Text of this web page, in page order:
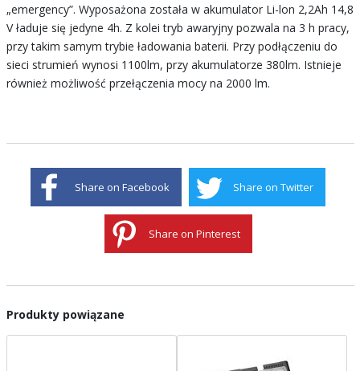
„emergency”. Wyposażona została w akumulator Li-lon 2,2Ah 14,8
V ładuje się jedyne 4h. Z kolei tryb awaryjny pozwala na 3 h pracy,
przy takim samym trybie ładowania baterii. Przy podłączeniu do
sieci strumień wynosi 1100lm, przy akumulatorze 380lm. Istnieje
również możliwość przełączenia mocy na 2000 lm.
Share on Facebook Share on Twitter
Share on Pinterest
Produkty powiązane